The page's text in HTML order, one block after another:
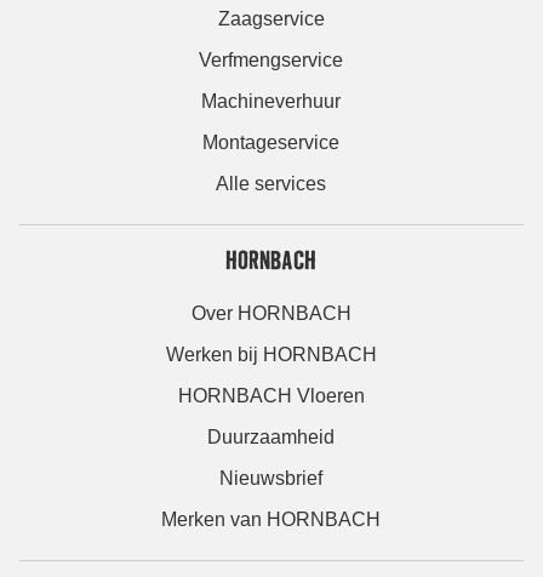
Zaagservice
Verfmengservice
Machineverhuur
Montageservice
Alle services
HORNBACH
Over HORNBACH
Werken bij HORNBACH
HORNBACH Vloeren
Duurzaamheid
Nieuwsbrief
Merken van HORNBACH